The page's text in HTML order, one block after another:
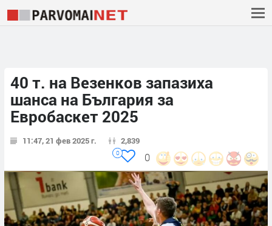
40 т. на Везенков запазиха
шанса на България за
Евробаскет 2025
11:47, 21 фев 2025 г. 2,839
0
0